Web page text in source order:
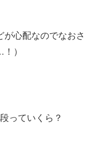
が心配なのでなおさ
）
っていくら？